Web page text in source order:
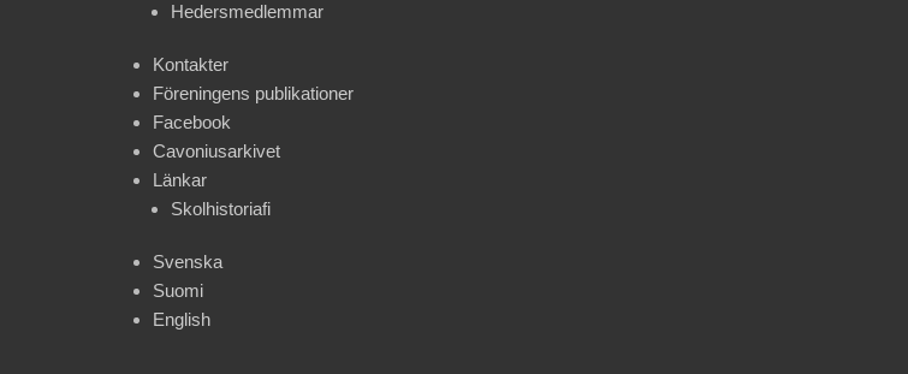
Hedersmedlemmar
Kontakter
Föreningens publikationer
Facebook
Cavoniusarkivet
Länkar
Skolhistoriafi
Svenska
Suomi
English